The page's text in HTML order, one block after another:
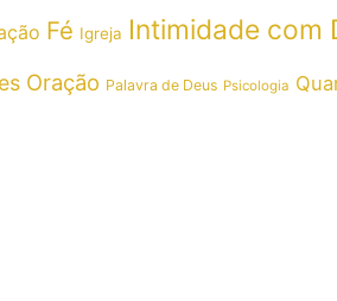
Fé Igreja Intimidade com
Oração Palavra de Deus Psicologia